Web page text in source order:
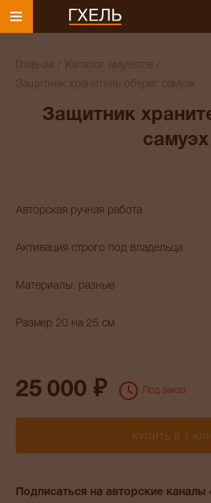
Главная
Каталог амулетов
Защитник хранитель оберег самуэх
Защитник хранитель оберег
самуэх
Авторская ручная работа
Активация строго под владельца
Материалы: разные
Размер 20 на 25 см
25 000 ₽ Под заказ
КУПИТЬ В 1
Подписаться на авторские каналы